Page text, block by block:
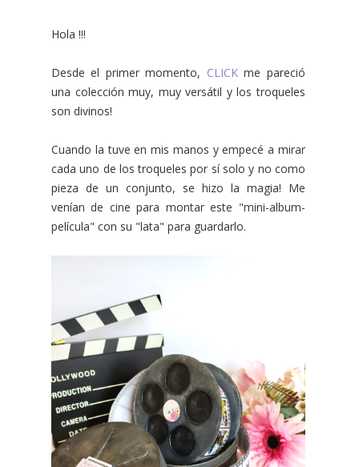
Hola !!!
Desde el primer momento, CLICKme pareció
una colección muy, muy versátil y los troqueles
son divinos!
Cuando la tuve en mis manos y empecé a mirar
cada uno de los troqueles por sí solo y no como
pieza de un conjunto, se hizo la magia! Me
venían de cine para montar este "mini-album-
película" con su "lata" para guardarlo.